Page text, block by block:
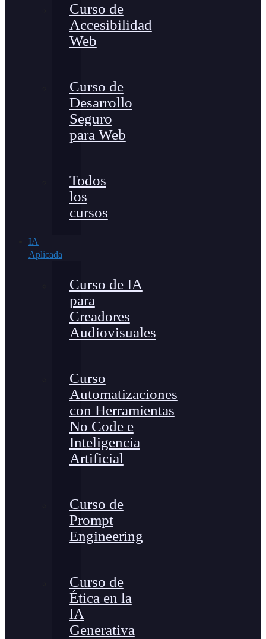
Curso de
Accesibilidad
Web
Curso de
Desarrollo
Seguro
para Web
Todos
los
cursos
IA
Aplicada
Curso de IA
para
Creadores
Audiovisuales
Curso
Automatizaciones
con Herramientas
No Code e
Inteligencia
Artificial
Curso de
Prompt
Engineering
Curso de
Ética en la
lA
Generativa